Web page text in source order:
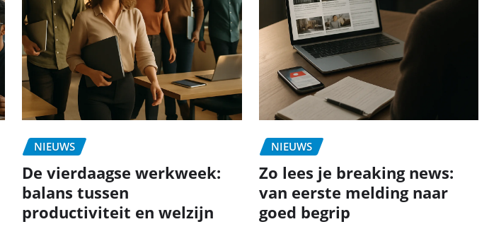
NIEUWS
De vierdaagse werkweek:
balans tussen
productiviteit en welzijn
NIEUWS
Zo lees je breaking news:
van eerste melding naar
goed begrip